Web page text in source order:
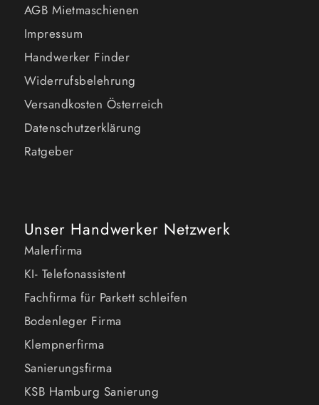
AGB Mietmaschienen
Impressum
Handwerker Finder
Widerrufsbelehrung
Versandkosten Österreich
Datenschutzerklärung
Ratgeber
Unser Handwerker Netzwerk
Malerfirma
KI- Telefonassistent
Fachfirma für Parkett schleifen
Bodenleger Firma
Klempnerfirma
Sanierungsfirma
KSB Hamburg Sanierung